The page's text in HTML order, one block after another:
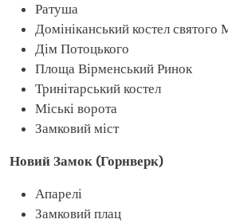
Ратуша
Домініканський костел святого
Дім Потоцького
Площа Вірменський Ринок
Тринітарський костел
Міські ворота
Замковий міст
Новий Замок (Горнверк)
Апарелі
Замковий плац